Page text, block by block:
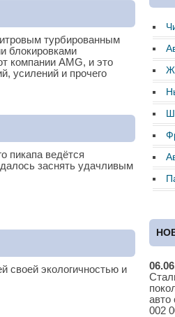
турбированным
блокировками
компании AMG, и это
усилений и прочего
пикапа ведётся
заснять удачливым
своей экологичностью и
авто
002